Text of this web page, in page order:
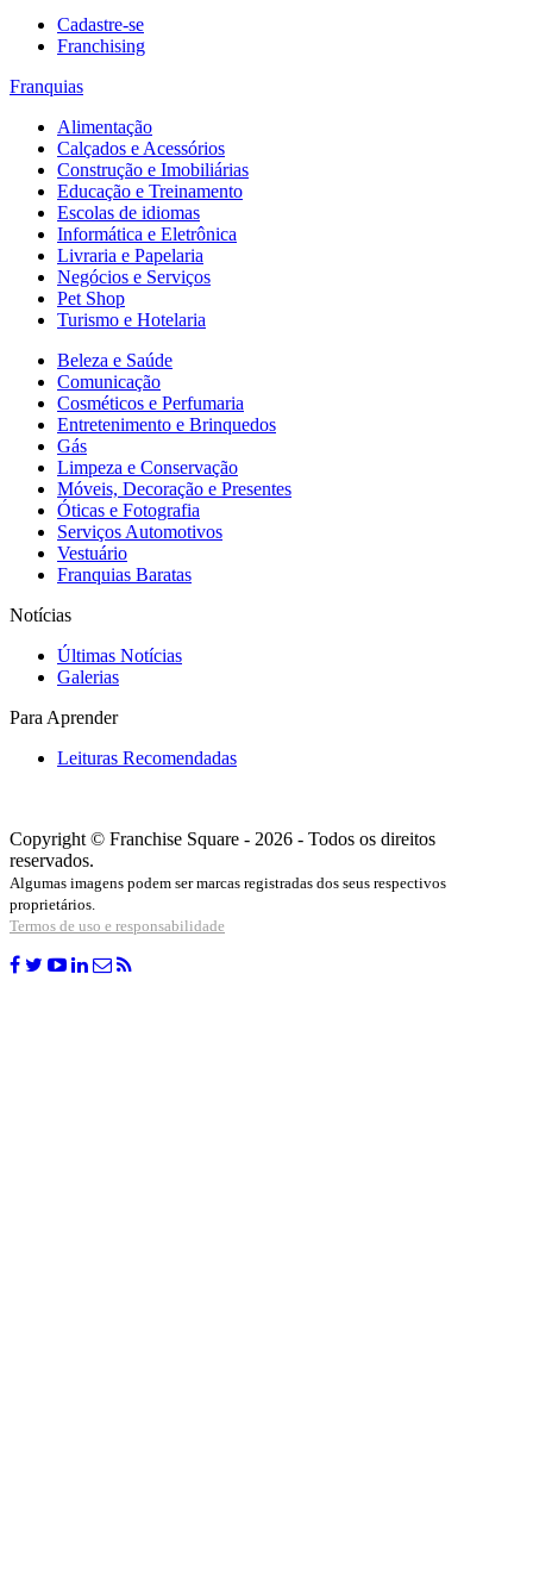
Cadastre-se
Franchising
Franquias
Alimentação
Calçados e Acessórios
Construção e Imobiliárias
Educação e Treinamento
Escolas de idiomas
Informática e Eletrônica
Livraria e Papelaria
Negócios e Serviços
Pet Shop
Turismo e Hotelaria
Beleza e Saúde
Comunicação
Cosméticos e Perfumaria
Entretenimento e Brinquedos
Gás
Limpeza e Conservação
Móveis, Decoração e Presentes
Óticas e Fotografia
Serviços Automotivos
Vestuário
Franquias Baratas
Notícias
Últimas Notícias
Galerias
Para Aprender
Leituras Recomendadas
Copyright © Franchise Square - 2026 - Todos os direitos
reservados.
Algumas imagens podem ser marcas registradas dos seus respectivos
proprietários.
Termos de uso e responsabilidade